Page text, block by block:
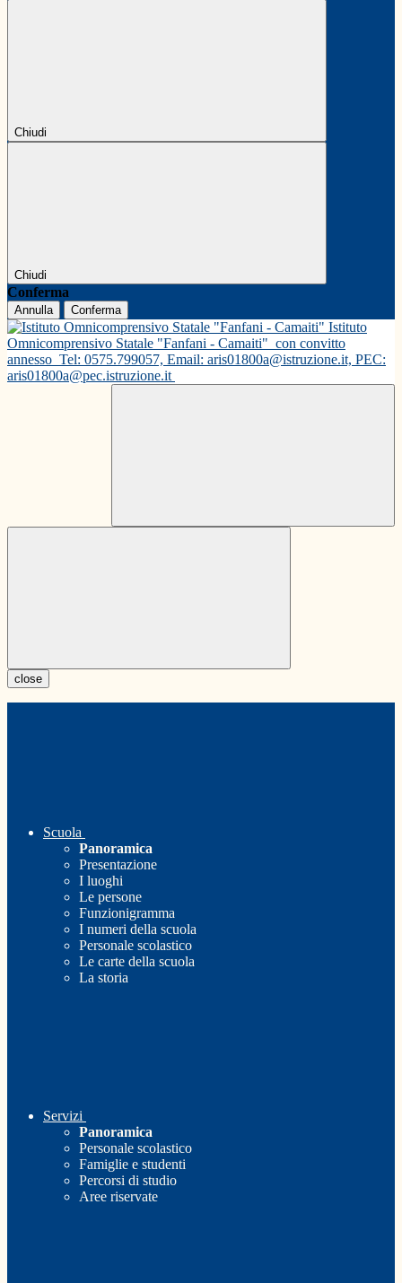
Chiudi
Chiudi
Conferma
Annulla Conferma
Istituto
Omnicomprensivo Statale "Fanfani - Camaiti" con convitto
annesso Tel: 0575.799057, Email: aris01800a@istruzione.it, PEC:
aris01800a@pec.istruzione.it
close
Scuola
Panoramica
Presentazione
I luoghi
Le persone
Funzionigramma
I numeri della scuola
Personale scolastico
Le carte della scuola
La storia
Servizi
Panoramica
Personale scolastico
Famiglie e studenti
Percorsi di studio
Aree riservate